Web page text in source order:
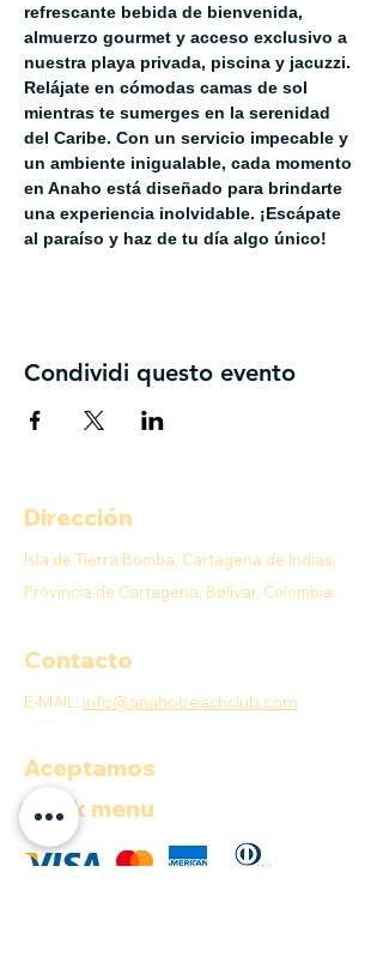
refrescante bebida de bienvenida,
almuerzo gourmet y acceso exclusivo a
nuestra playa privada, piscina y jacuzzi.
Relájate en cómodas camas de sol
mientras te sumerges en la serenidad
del Caribe. Con un servicio impecable y
un ambiente inigualable, cada momento
en Anaho está diseñado para brindarte
una experiencia inolvidable. ¡Escápate
al paraíso y haz de tu día algo único!
Condividi questo evento
Dirección
Isla de Tierra Bomba, Cartagena de Indias,
Provincia de Cartagena, Bolívar, Colombia
Contacto
E-MAIL: info@anahobeachclub.com
Aceptamos
Quick menu